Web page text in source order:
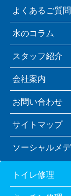
よくあるご質問
水のコラム
スタッフ紹介
会社案内
お問い合わせ
サイトマップ
ソーシャルメ
トイレ修理